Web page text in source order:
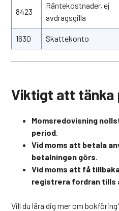
8423
Räntekostnader, ej
avdragsgilla
1630 Skattekonto
Viktigt att tänka
Momsredovisning
period.
Vid moms att betala
betalningen görs.
Vid moms att få
registrera fordran tills
Vill du lära dig mer om